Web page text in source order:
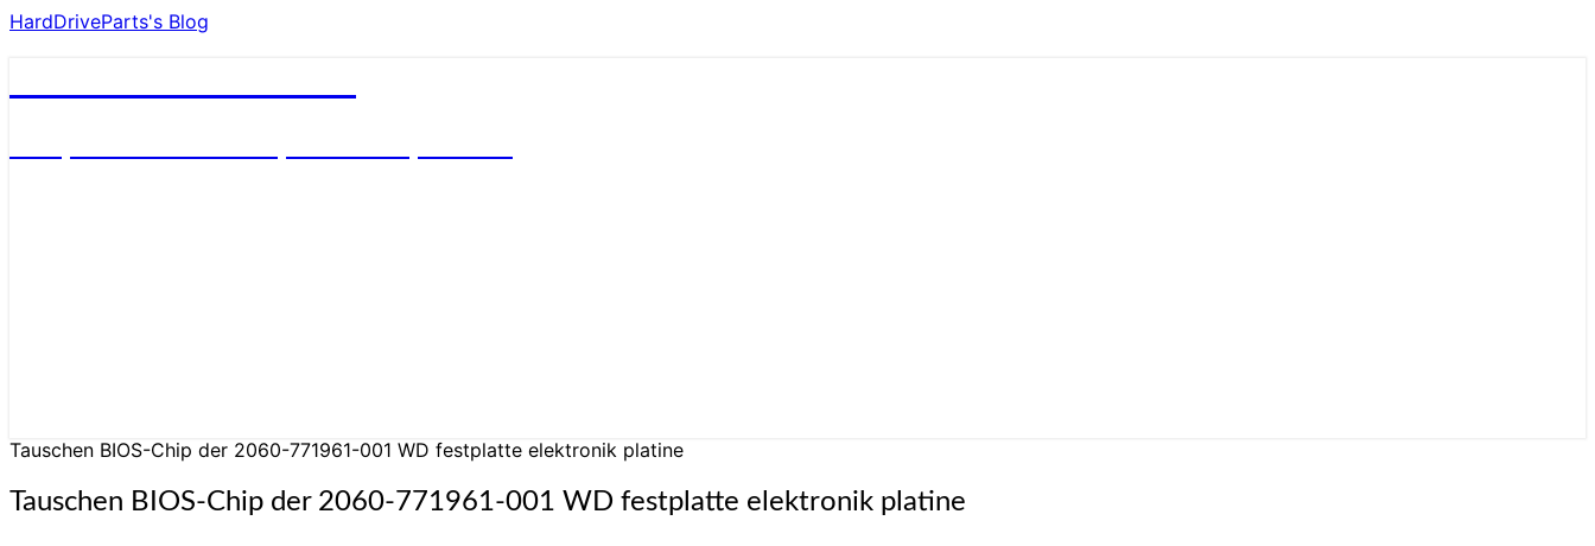
HardDriveParts's Blog
Tauschen BIOS-Chip der 2060-771961-001 WD festplatte elektronik platine
Tauschen BIOS-Chip der 2060-771961-001 WD festplatte elektronik platine